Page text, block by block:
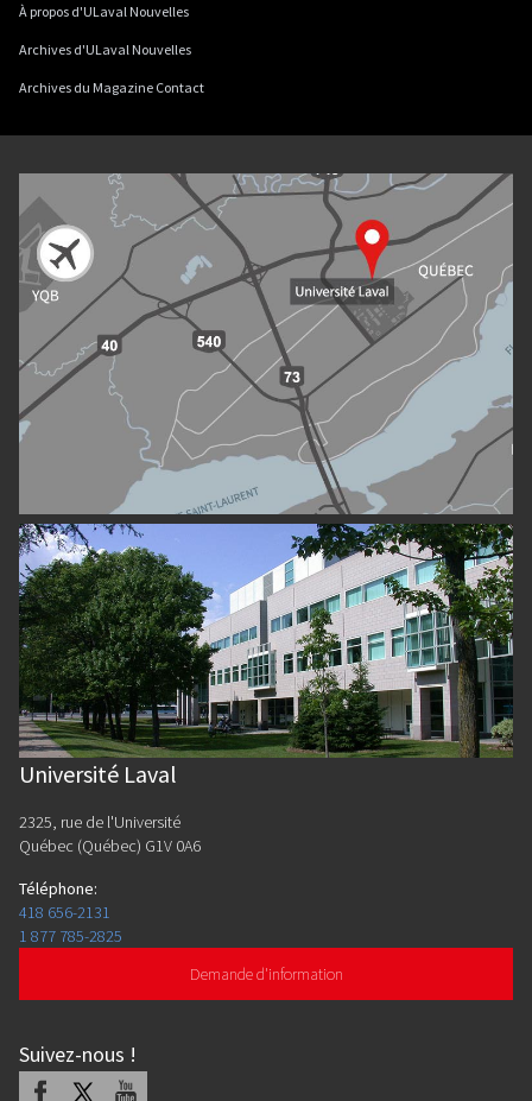
À propos d'ULaval Nouvelles
Archives d'ULaval Nouvelles
Archives du Magazine Contact
Université Laval
2325, rue de l'Université
Québec (Québec) G1V 0A6
Téléphone:
418 656-2131
1 877 785-2825
Demande d'information
Suivez-nous !
Facebook Youtube